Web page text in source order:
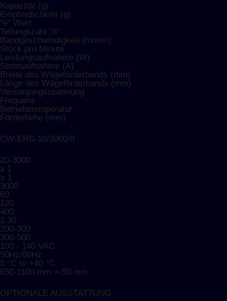
Kapazität (g)
Empfindlichkeit (g)
"e" Wert
Teilungszahl "n“
Bandgeschwindigkeit (m/min)
Stück pro Minute
Leistungsaufnahme (W)
Stromaufnahme (A)
Breite des Wägeförderbands (mm)
Länge des Wägeförderbands (mm)
Versorgungsspannung
Frequenz
Betriebstemperatur
Förderhöhe (mm)
CW-ERS-10/3000/0
20-3000
≥ 1
≥ 1
3000
60
120
400
2,30
200-300
300-500
100 - 140 VAC
50Hz/60Hz
5 °C to +40 °C
650-1100 mm +-50 mm
OPTIONALE AUSSTATTUNG